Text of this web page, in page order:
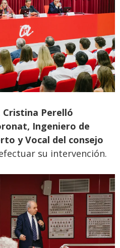
Cristina Perelló
Ingeniero de
y Vocal del consejo
su intervención.